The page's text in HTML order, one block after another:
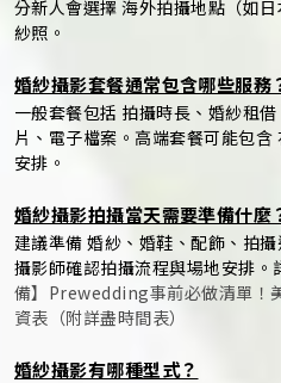
分新人會選擇 海外拍攝地點（如
紗照。
婚紗攝影套餐通常包含哪些服務
一般套餐包括 拍攝時長、婚紗租
片、電子檔案。高端套餐可能包
安排。
婚紗攝影拍攝當天需要準備什麼
建議準備 婚紗、婚鞋、配飾、拍
攝影師確認拍攝流程與場地安排。
備】Prewedding事前必做清單！
資表（附詳盡時間表）
婚紗攝影有哪種型式？